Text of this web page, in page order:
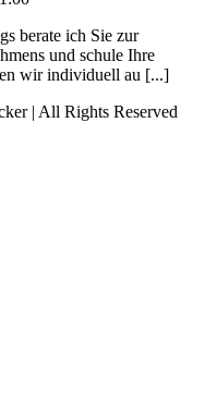
berate ich Sie zur
und schule Ihre
wir individuell au [...]
| All Rights Reserved